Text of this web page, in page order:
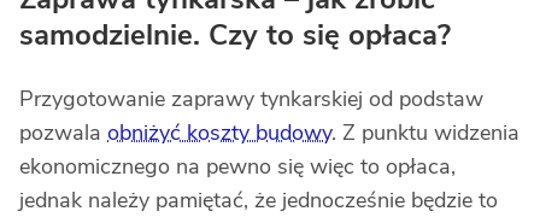
samodzielnie. Czy to się opłaca?
Przygotowanie zaprawy tynkarskiej od podstaw
pozwala obniżyć koszty budowy. Z punktu widzenia
ekonomicznego na pewno się więc to opłaca,
jednak należy pamiętać, że jednocześnie będzie to